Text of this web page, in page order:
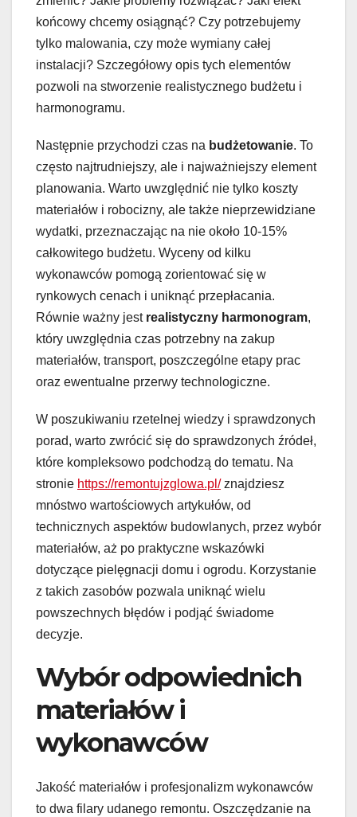
końcowy chcemy osiągnąć? Czy potrzebujemy
tylko malowania, czy może wymiany całej
instalacji? Szczegółowy opis tych elementów
pozwoli na stworzenie realistycznego budżetu i
harmonogramu.
Następnie przychodzi czas na budżetowanie. To
często najtrudniejszy, ale i najważniejszy element
planowania. Warto uwzględnić nie tylko koszty
materiałów i robocizny, ale także nieprzewidziane
wydatki, przeznaczając na nie około 10-15%
całkowitego budżetu. Wyceny od kilku
wykonawców pomogą zorientować się w
rynkowych cenach i uniknąć przepłacania.
Równie ważny jest realistyczny harmonogram,
który uwzględnia czas potrzebny na zakup
materiałów, transport, poszczególne etapy prac
oraz ewentualne przerwy technologiczne.
W poszukiwaniu rzetelnej wiedzy i sprawdzonych
porad, warto zwrócić się do sprawdzonych źródeł,
które kompleksowo podchodzą do tematu. Na
stronie https://remontujzglowa.pl/znajdziesz
mnóstwo wartościowych artykułów, od
technicznych aspektów budowlanych, przez wybór
materiałów, aż po praktyczne wskazówki
dotyczące pielęgnacji domu i ogrodu. Korzystanie
z takich zasobów pozwala uniknąć wielu
powszechnych błędów i podjąć świadome
decyzje.
Wybór odpowiednich
materiałów i
wykonawców
Jakość materiałów i profesjonalizm wykonawców
to dwa filary udanego remontu. Oszczędzanie na